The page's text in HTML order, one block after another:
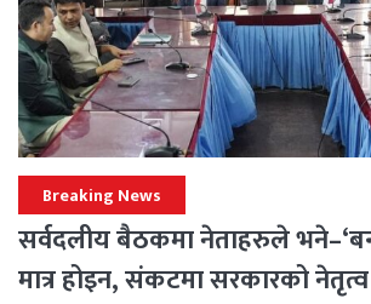
Breaking News
सर्वदलीय बैठकमा नेताहरुले
मात्र होइन, संकटमा सरकारको नेतृत्व